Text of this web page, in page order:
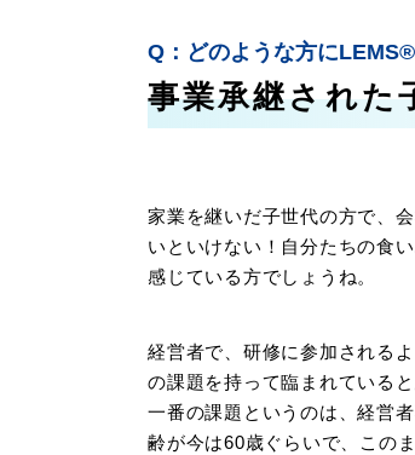
どのような方に
事業承継された
家業を継いだ子世代の方で、
いといけない！自分たちの食
感じている方でしょうね。
経営者で、研修に参加される
の課題を持って臨まれている
一番の課題というのは、経営
齢が今は60歳ぐらいで、この